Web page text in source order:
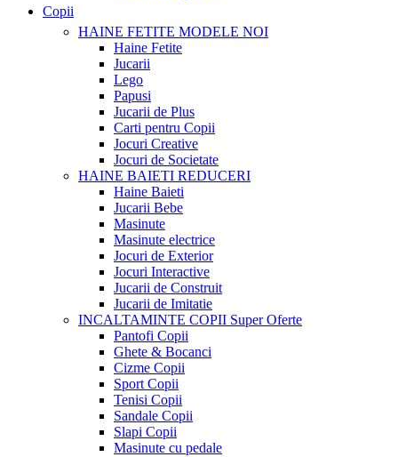
Copii
HAINE FETITE MODELE NOI
Haine Fetite
Jucarii
Lego
Papusi
Jucarii de Plus
Carti pentru Copii
Jocuri Creative
Jocuri de Societate
HAINE BAIETI REDUCERI
Haine Baieti
Jucarii Bebe
Masinute
Masinute electrice
Jocuri de Exterior
Jocuri Interactive
Jucarii de Construit
Jucarii de Imitatie
INCALTAMINTE COPII Super Oferte
Pantofi Copii
Ghete & Bocanci
Cizme Copii
Sport Copii
Tenisi Copii
Sandale Copii
Slapi Copii
Masinute cu pedale